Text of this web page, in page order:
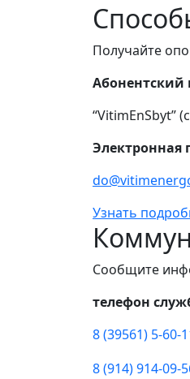
Получайте
Абонентский
“VitimEnSbyt”
Электронная
Узнать
Сообщите
телефон
8 (39561) 5-60-
8 (914) 914-09-